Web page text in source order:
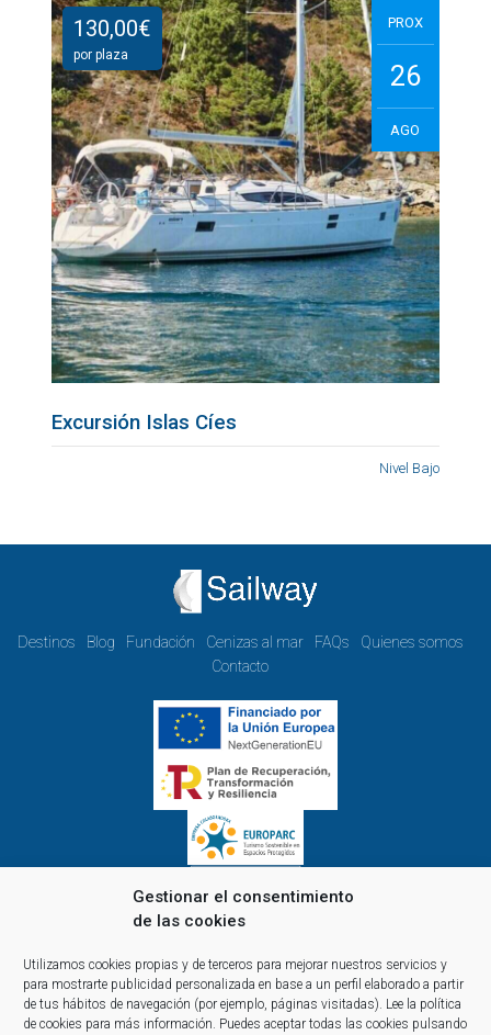
Gestionar el consentimiento
de las cookies
Utilizamos cookies propias y de terceros para mejorar nuestros servicios y
para mostrarte publicidad personalizada en base a un perfil elaborado a partir
de tus hábitos de navegación (por ejemplo, páginas visitadas). Lee la política
de cookies para más información. Puedes aceptar todas las cookies pulsando
PROX
26
AGO
130,00€
por plaza
Excursión Islas Cíes
Nivel Bajo
Destinos Blog Fundación Cenizas al mar FAQs
Quienes somos
Contacto
Horario de oficina de lunes a viernes:
de 9.00 a 14.00 y de 15.00 a 18.00
Reservas y atención telefónica y comercial:
10:00 a 14:00 y de 16:00 a 20:00